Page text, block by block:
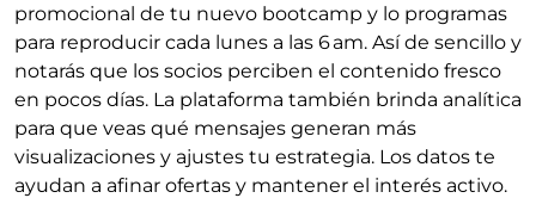
promocional de tu nuevo bootcamp y lo programas
para reproducir cada lunes a las 6 am. Así de sencillo y
notarás que los socios perciben el contenido fresco
en pocos días. La plataforma también brinda analítica
para que veas qué mensajes generan más
visualizaciones y ajustes tu estrategia. Los datos te
ayudan a afinar ofertas y mantener el interés activo.